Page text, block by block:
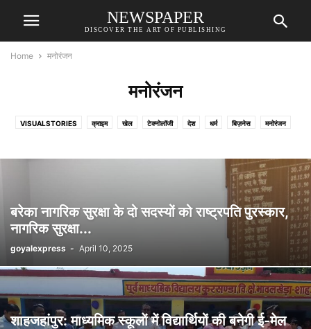
NEWSPAPER
DISCOVER THE ART OF PUBLISHING
Home मनोरंजन
मनोरंजन
VISUALSTORIES क्राइम खेल टेक्नोलॉजी देश धर्म बिज़नेस मनोरंजन
बरेका नागरिक सुरक्षा के दो सदस्यों को राष्ट्रपति पुरस्कार,
नागरिक सुरक्षा...
goyalexpress - April 10, 2025
शाहजहांपुर: माध्यमिक स्कूलाें में विद्यार्थियों की बनेगी ई-मेल